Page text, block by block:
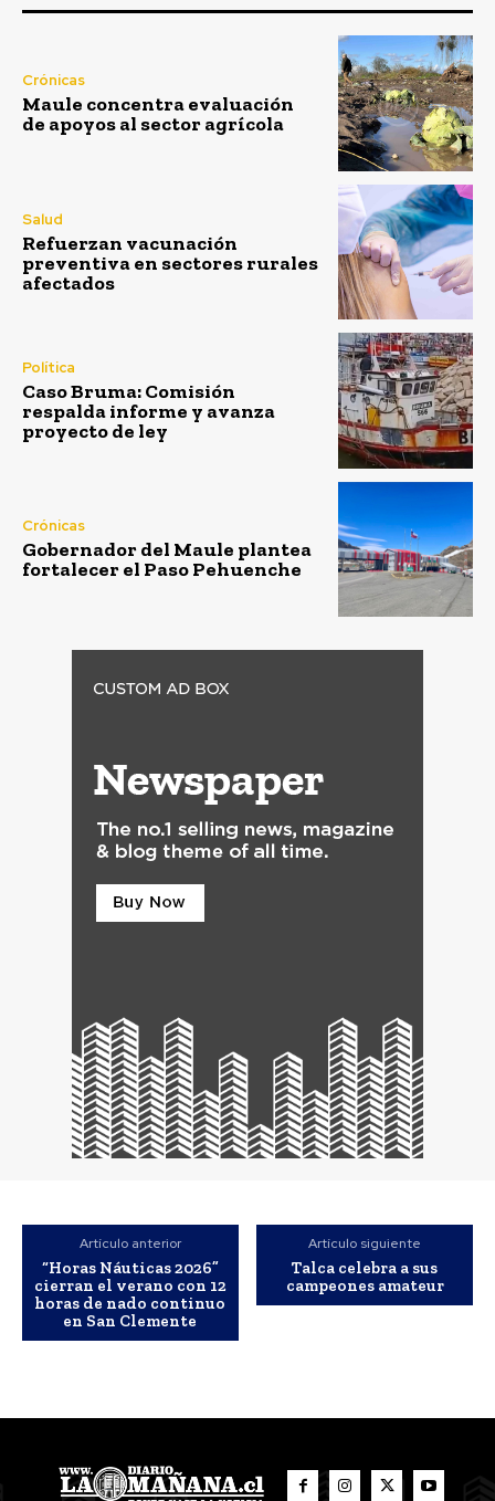
Crónicas
Maule concentra evaluación
de apoyos al sector agrícola
Salud
Refuerzan vacunación
preventiva en sectores rurales
afectados
Política
Caso Bruma: Comisión
respalda informe y avanza
proyecto de ley
Crónicas
Gobernador del Maule plantea
fortalecer el Paso Pehuenche
Artículo anterior
“Horas Náuticas 2026”
cierran el verano con 12
horas de nado continuo
en San Clemente
Artículo siguiente
Talca celebra a sus
campeones amateur